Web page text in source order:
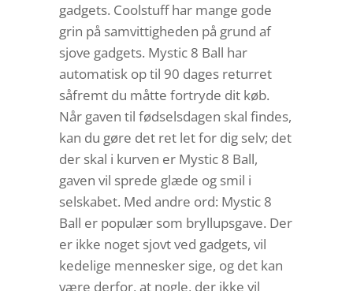
gadgets. Coolstuff har mange gode
grin på samvittigheden på grund af
sjove gadgets. Mystic 8 Ball har
automatisk op til 90 dages returret
såfremt du måtte fortryde dit køb.
Når gaven til fødselsdagen skal findes,
kan du gøre det ret let for dig selv; det
der skal i kurven er Mystic 8 Ball,
gaven vil sprede glæde og smil i
selskabet. Med andre ord: Mystic 8
Ball er populær som bryllupsgave. Der
er ikke noget sjovt ved gadgets, vil
kedelige mennesker sige, og det kan
være derfor, at nogle, der ikke vil